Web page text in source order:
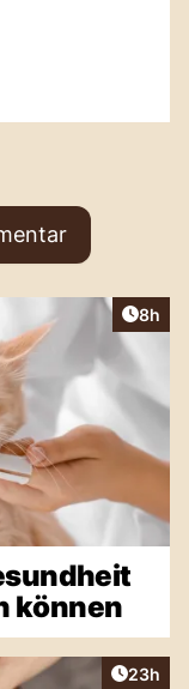
8h
können
Artikel
23h